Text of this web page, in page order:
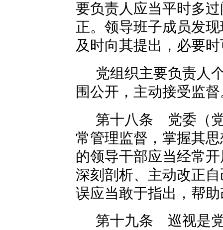
要负责人应当平时多
正。领导班子成员发
及时向其提出，必要
党组织主要负责人
围公开，主动接受监
第十八条 党委（
常管理监督，掌握其
的领导干部应当经常
深刻剖析、主动改正
误应当敢于指出，帮
第十九条 巡视是